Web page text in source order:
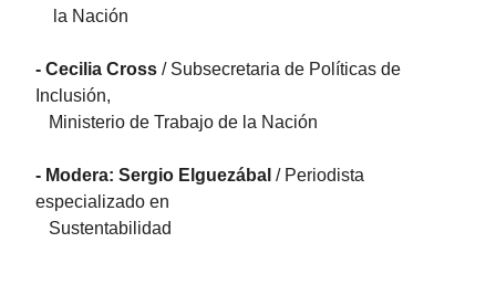
la Nación
- Cecilia Cross / Subsecretaria de Políticas de
Inclusión,
Ministerio de Trabajo de la Nación
- Modera: Sergio Elguezábal / Periodista
especializado en
Sustentabilidad